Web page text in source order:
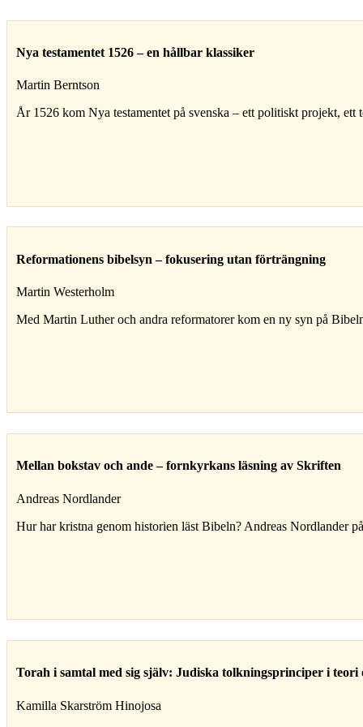
Nya testamentet 1526 – en hållbar klassiker
Martin Berntson
År 1526 kom Nya testamentet på svenska – ett politiskt projekt,
Reformationens bibelsyn – fokusering utan förträngning
Martin Westerholm
Med Martin Luther och andra reformatorer kom en ny syn på
Mellan bokstav och ande – fornkyrkans läsning av Skriften
Andreas Nordlander
Hur har kristna genom historien läst Bibeln? Andreas Nordlander
Torah i samtal med sig själv: Judiska tolkningsprinciper i
Kamilla Skarström Hinojosa